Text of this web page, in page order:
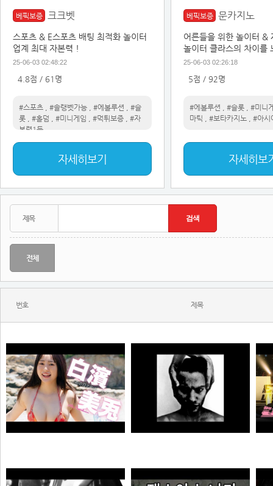
베픽보증 크크벳
스포츠 & E스포츠 배팅 최적화 놀이터
업계 최대 자본력 !
25-06-03 02:48:22
4.8점 / 61명
#스포츠 #솔랭벳가능 #에볼루션
#슬
롯
#홀덤 #미니게임 #먹튀보증
#자
본력1등
자세히보기
베픽보증 문카지노
어른들을 위한 놀이터 &
놀이터 클라스의 차이를
25-06-03 02:26:18
5점 / 92명
#에볼루션 #슬롯
#미니
마틱
#보타카지노 #아시
자세히보
전체
번호 제목
곰비서
극혐